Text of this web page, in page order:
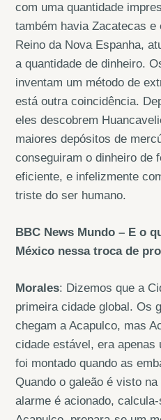
com uma quantidade
também havia Zacatecas
Reino da Nova Espanha,
a quantidade de dinheiro.
inventam um método de
está outra coincidência.
eles descobrem
maiores depósitos de
conseguiram o dinheiro de
eficiente, e infelizmente
triste do ser humano.
BBC News Mundo – E o
México nessa troca de
Morales: Dizemos que a
primeira cidade global. Os
chegam a Acapulco, mas
cidade estável, era apenas
foi montado quando as
Quando o galeão é visto
alarme é acionado,